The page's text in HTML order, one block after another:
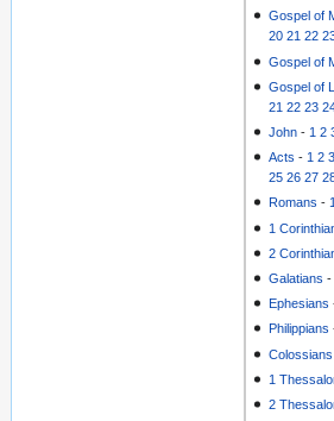
Gospel of
20 21 22
Gospel of
Gospel of
21 22 23
John - 1 2
Acts - 1 2
25 26 27
Romans -
1
2
Galatians
Ephesians
Philippians
Colossians
1
2